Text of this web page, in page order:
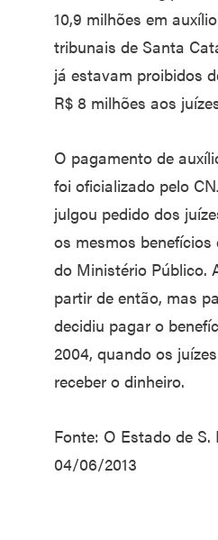
10,9 milhões em
tribunais de Santa
já estavam proibidos
R$ 8 milhões aos
O pagamento de
foi oficializado pelo
julgou pedido dos
os mesmos
do Ministério Público.
partir de então, mas
decidiu pagar o
2004, quando os
receber o dinheiro.
Fonte: O Estado de S.
04/06/2013